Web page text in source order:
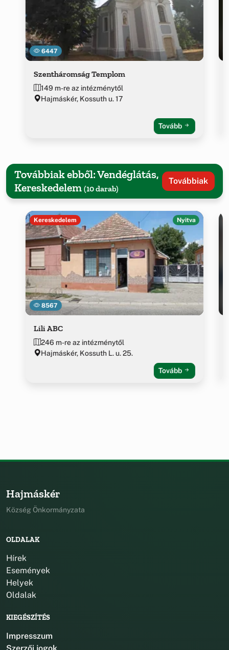
6447
Szentháromság Templom
149 m-re az intézménytől
Hajmáskér, Kossuth u. 17
Tovább
Továbbiak ebből: Vendéglátás,
Kereskedelem (10 darab)
Továbbiak
8567
Kereskedelem Nyitva
Lili ABC
246 m-re az intézménytől
Hajmáskér, Kossuth L. u. 25.
Tovább
Hajmáskér
Község Önkormányzata
OLDALAK
Hírek
Események
Helyek
Oldalak
KIEGÉSZÍTÉS
Impresszum